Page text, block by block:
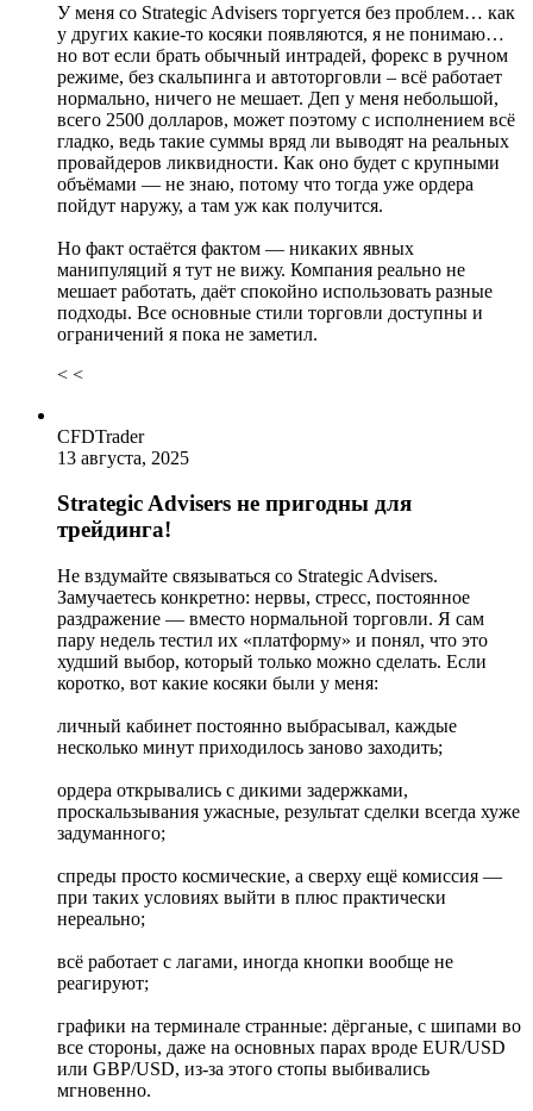
У меня со Strategic Advisers торгуется без проблем… как
у других какие-то косяки появляются, я не понимаю…
но вот если брать обычный интрадей, форекс в ручном
режиме, без скальпинга и автоторговли – всё работает
нормально, ничего не мешает. Деп у меня небольшой,
всего 2500 долларов, может поэтому с исполнением всё
гладко, ведь такие суммы вряд ли выводят на реальных
провайдеров ликвидности. Как оно будет с крупными
объёмами — не знаю, потому что тогда уже ордера
пойдут наружу, а там уж как получится.
Но факт остаётся фактом — никаких явных
манипуляций я тут не вижу. Компания реально не
мешает работать, даёт спокойно использовать разные
подходы. Все основные стили торговли доступны и
ограничений я пока не заметил.
< <
CFDTrader
13 августа, 2025
Strategic Advisers не пригодны для
трейдинга!
Не вздумайте связываться со Strategic Advisers.
Замучаетесь конкретно: нервы, стресс, постоянное
раздражение — вместо нормальной торговли. Я сам
пару недель тестил их «платформу» и понял, что это
худший выбор, который только можно сделать. Если
коротко, вот какие косяки были у меня:
личный кабинет постоянно выбрасывал, каждые
несколько минут приходилось заново заходить;
ордера открывались с дикими задержками,
проскальзывания ужасные, результат сделки всегда хуже
задуманного;
спреды просто космические, а сверху ещё комиссия —
при таких условиях выйти в плюс практически
нереально;
всё работает с лагами, иногда кнопки вообще не
реагируют;
графики на терминале странные: дёрганые, с шипами во
все стороны, даже на основных парах вроде EUR/USD
или GBP/USD, из-за этого стопы выбивались
мгновенно.